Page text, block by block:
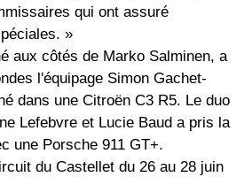
qui ont assuré
»
aux côtés de Marko Salminen, a
l'équipage Simon Gachet-
dans une Citroën C3 R5. Le duo
Lefebvre et Lucie Baud a pris la
une Porsche 911 GT+.
du Castellet du 26 au 28 juin